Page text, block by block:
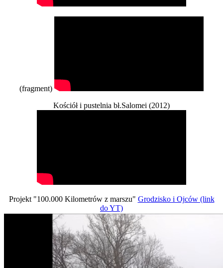
(fragment)
Kościół i pustelnia bł.Salomei (2012)
Projekt "100.000 Kilometrów z marszu" Grodzisko i Ojców (link
do YT)